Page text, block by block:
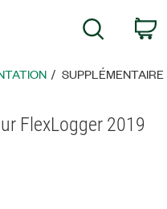
SUPPLÉMENTAIRE
FlexLogger 2019